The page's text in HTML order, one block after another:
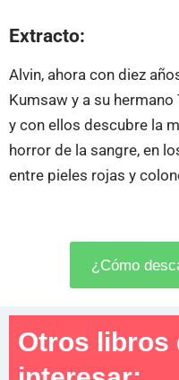
Extracto:
Alvin, ahora con diez
Kumsaw y a su
y con ellos descubre la
horror de la sangre, en
entre pieles rojas y
¿Cómo
Otros libros